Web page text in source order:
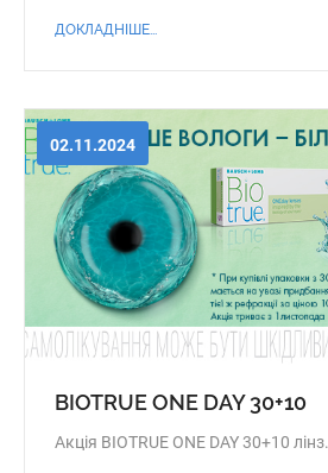
ДОКЛАДНІШЕ...
02.11.2024
BIOTRUE ONE DAY 30+10
Акція BIOTRUE ONE DAY 30+10 лінз.